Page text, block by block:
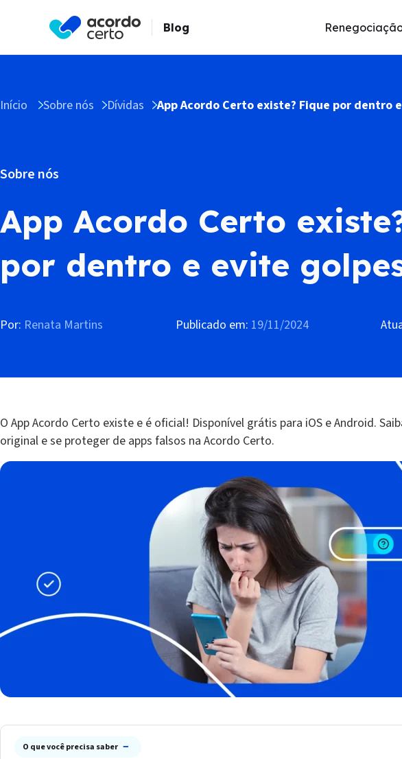
Blog
Início Sobre nós Dívidas App Acordo Certo existe? Fique por dentro
Sobre nós
App Acordo Certo
por dentro e evite
Por: Renata Martins Publicado em: 19/11/2024
O App Acordo Certo existe e é oficial! Disponível grátis para iOS e Android.
original e se proteger de apps falsos na Acordo Certo.
O que você precisa saber −